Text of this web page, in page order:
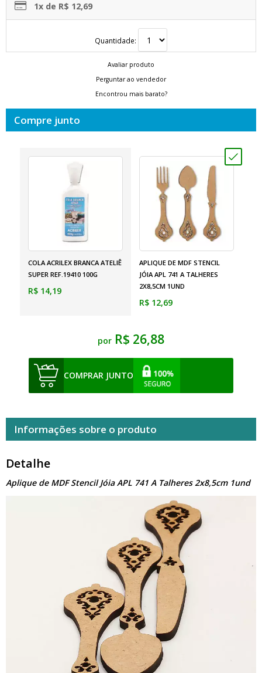
1x de R$ 12,69
Quantidade:
Avaliar produto
Perguntar ao vendedor
Encontrou mais barato?
Compre junto
COLA ACRILEX BRANCA ATELIÊ
SUPER REF.19410 100G
R$ 14,19
APLIQUE DE MDF STENCIL
JÓIA APL 741 A TALHERES
2X8,5CM 1UND
R$ 12,69
por R$ 26,88
COMPRAR JUNTO
Informações sobre o produto
Detalhe
Aplique de MDF Stencil Jóia APL 741 A Talheres 2x8,5cm 1und